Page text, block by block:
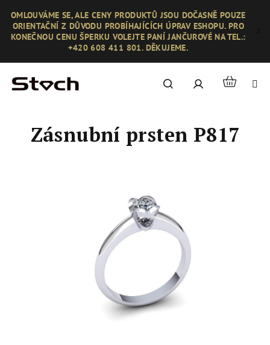
obsah
OMLOUVÁME SE, ALE CENY PRODUKTŮ JSOU DOČASNĚ POUZE
ORIENTAČNÍ Z DŮVODU PROBÍHAJÍCÍCH ÚPRAV ESHOPU. PRO
KONEČNOU CENU ŠPERKU VOLEJTE PANÍ JANČUROVÉ NA TEL.:
+420 608 411 801. DĚKUJEME.
Hledat PřihlášeníNákupní
Zásnubní prsten P817